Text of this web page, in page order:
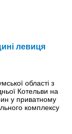
левиця
області з
Котельви на
у приватному
комплексу